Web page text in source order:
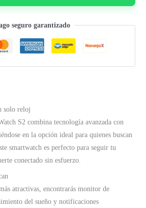
seguro garantizado
solo reloj
S2 combina tecnología avanzada con
en la opción ideal para quienes buscan
smartwatch es perfecto para seguir tu
conectado sin esfuerzo.
atractivas, encontrarás monitor de
del sueño y notificaciones